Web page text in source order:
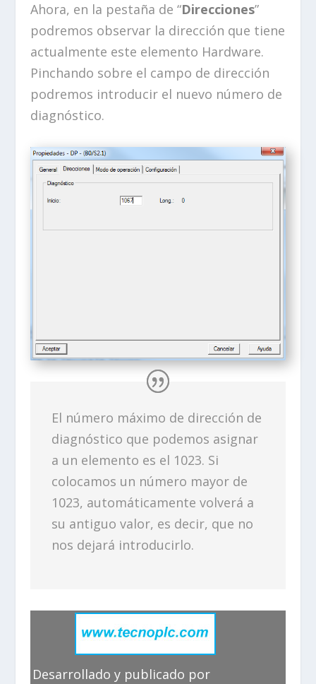
Ahora, en la pestaña de “Direcciones”
podremos observar la dirección que tiene
actualmente este elemento Hardware.
Pinchando sobre el campo de dirección
podremos introducir el nuevo número de
diagnóstico.
El número máximo de dirección de
diagnóstico que podemos asignar
a un elemento es el 1023. Si
colocamos un número mayor de
1023, automáticamente volverá a
su antiguo valor, es decir, que no
nos dejará introducirlo.
Desarrollado y publicado por